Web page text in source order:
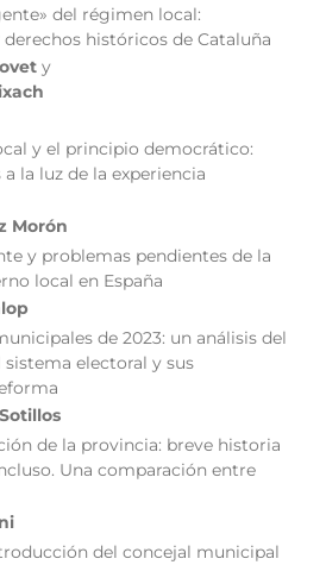
del régimen local:
históricos de Cataluña
y
y el principio democrático:
la luz de la experiencia
Morón
y problemas pendientes de la
local en España
de 2023: un análisis del
electoral y sus
de la provincia: breve historia
Una comparación entre
del concejal municipal